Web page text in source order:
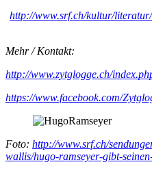
http://www.srf.ch/kultur/
Mehr / Kontakt:
http://www.zytglogge.ch/
https://www.facebook.com/
Foto: http://www.srf.ch/
wallis/hugo-ramseyer-gibt-